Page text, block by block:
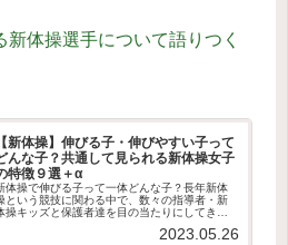
新体操選手について語りつく
【新体操】伸びる子・伸びやすい子って
んな子？共通して見られる新体操女子
特徴９選＋α
体操で伸びる子って一体どんな子？長年新体
という競技に関わる中で、数々の指導者・新
操キッズと保護者達を目の当たりにしてきた
なたが「伸びる子の特徴」に当てはまってなく
2023.05.26